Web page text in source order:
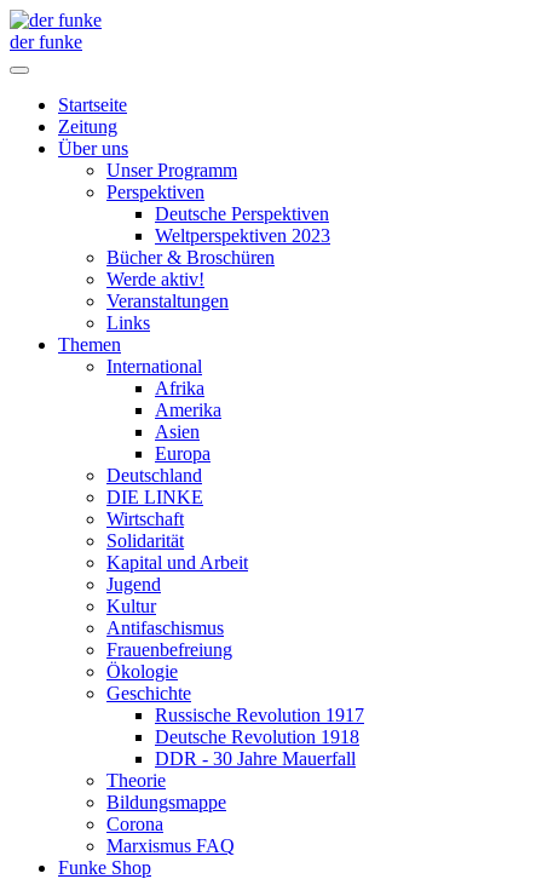
der funke
Startseite
Zeitung
Über uns
Unser Programm
Perspektiven
Deutsche Perspektiven
Weltperspektiven 2023
Bücher & Broschüren
Werde aktiv!
Veranstaltungen
Links
Themen
International
Afrika
Amerika
Asien
Europa
Deutschland
DIE LINKE
Wirtschaft
Solidarität
Kapital und Arbeit
Jugend
Kultur
Antifaschismus
Frauenbefreiung
Ökologie
Geschichte
Russische Revolution 1917
Deutsche Revolution 1918
DDR - 30 Jahre Mauerfall
Theorie
Bildungsmappe
Corona
Marxismus FAQ
Funke Shop